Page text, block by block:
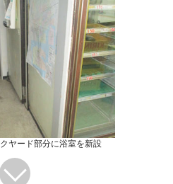
ヤード部分に浴室を新設